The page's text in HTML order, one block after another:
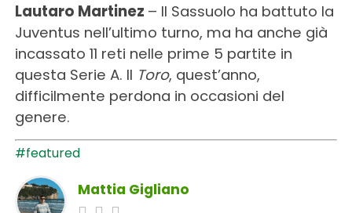
Lautaro Martinez – Il Sassuolo ha battuto la
Juventus nell’ultimo turno, ma ha anche già
incassato 11 reti nelle prime 5 partite in
questa Serie A. Il Toro, quest’anno,
difficilmente perdona in occasioni del
genere.
#featured
Mattia Gigliano